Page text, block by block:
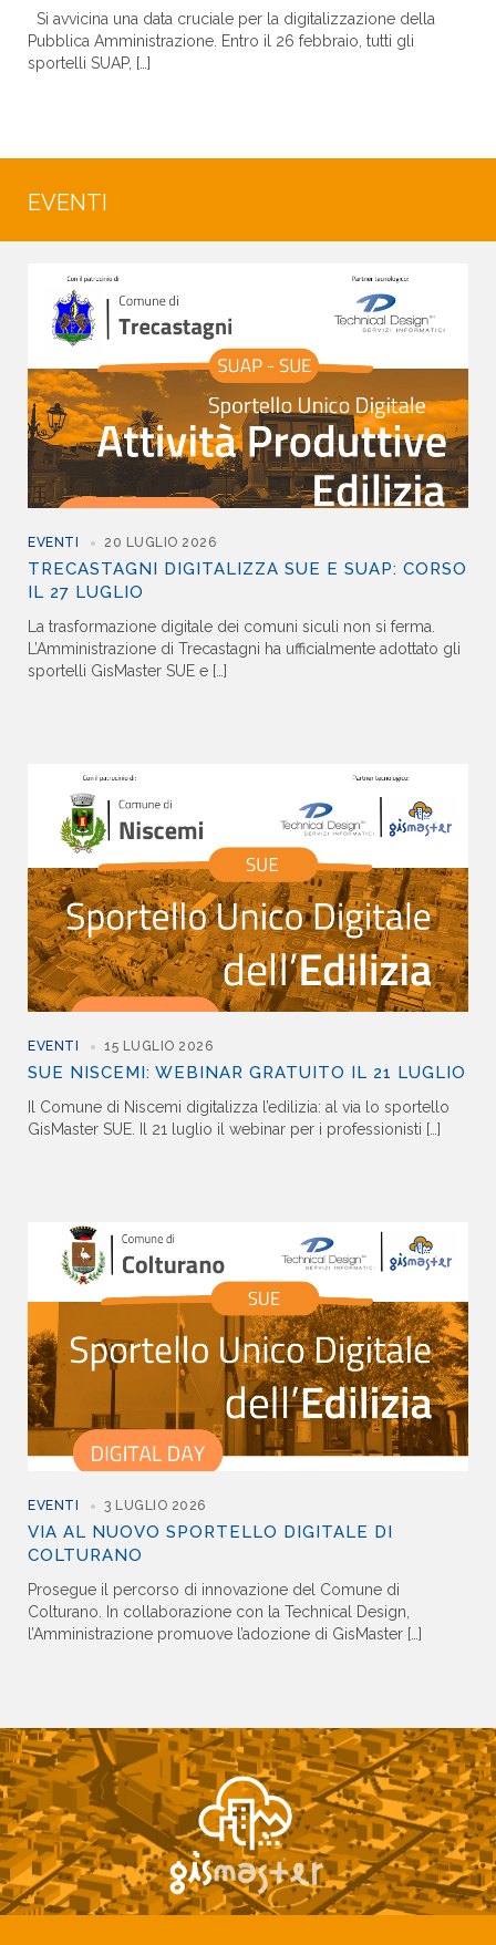
Si avvicina una data cruciale per la digitalizzazione della
Pubblica Amministrazione. Entro il 26 febbraio, tutti gli
sportelli SUAP, […]
EVENTI
EVENTI 20 LUGLIO 2026
TRECASTAGNI DIGITALIZZA SUE E SUAP: CORSO
IL 27 LUGLIO
La trasformazione digitale dei comuni siculi non si ferma.
L’Amministrazione di Trecastagni ha ufficialmente adottato gli
sportelli GisMaster SUE e […]
EVENTI 15 LUGLIO 2026
SUE NISCEMI: WEBINAR GRATUITO IL 21 LUGLIO
Il Comune di Niscemi digitalizza l’edilizia: al via lo sportello
GisMaster SUE. Il 21 luglio il webinar per i professionisti […]
EVENTI 3 LUGLIO 2026
VIA AL NUOVO SPORTELLO DIGITALE DI
COLTURANO
Prosegue il percorso di innovazione del Comune di
Colturano. In collaborazione con la Technical Design,
l’Amministrazione promuove l’adozione di GisMaster […]